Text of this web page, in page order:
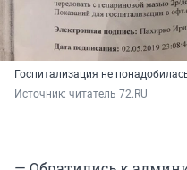
Госпитализация не
Источник: читатель 72.RU